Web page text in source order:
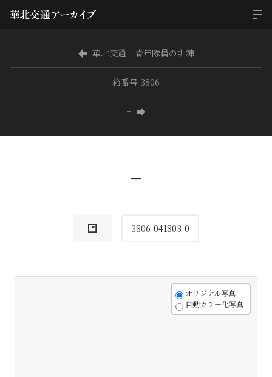
華北交通 青年隊員の訓練
箱番号 3806
−
−
3806-041803-0
オリジナル写真
自動カラー化写真